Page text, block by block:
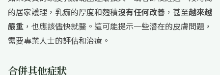
的居家護理，乳痂的厚度和麪積沒有任何改善 ，甚至越來越
嚴重 ，也應該儘快就醫。這可能提示一些潛在的皮膚問題，
需要專業人士的評估和治療。
合併其他症狀